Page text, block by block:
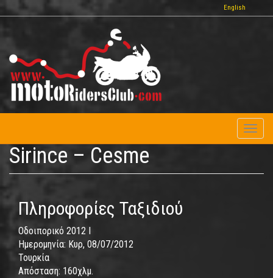
Παράκαμψη
προς
περιεχόμενο
English
Sirince – Cesme
Πληροφορίες Ταξιδιού
Οδοιπορικό 2012 I
Ημερομηνία: Κυρ, 08/07/2012
Τουρκία
Απόσταση: 160χλμ.